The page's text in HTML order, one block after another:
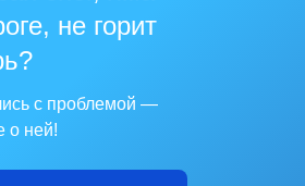
не горит
с проблемой —
о ней!